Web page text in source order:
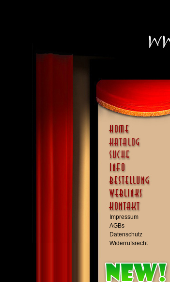
Impressum
AGBs
Datenschutz
Widerrufsrecht